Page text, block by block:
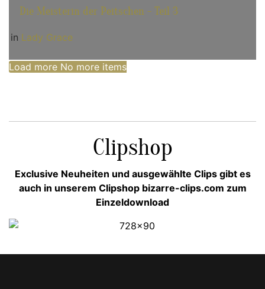
Die Meisterin der Peitschen - Teil 3
in Lady Grace
Load more No more items
Clipshop
Exclusive Neuheiten und ausgewählte Clips gibt es
auch in unserem Clipshop bizarre-clips.com zum
Einzeldownload